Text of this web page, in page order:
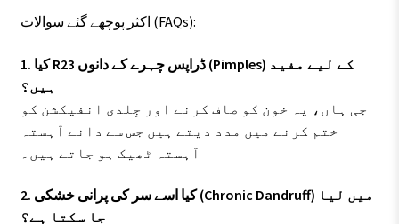
اکثر پوچھے گئے سوالات (FAQs):
1. کیا R23 ڈراپس چہرے کے دانوں (Pimples) کے لیے مفید
ہیں؟
جی ہاں، یہ خون کو صاف کرنے اور جِلدی انفیکشن کو
ختم کرنے میں مدد دیتے ہیں جس سے دانے آہستہ
آہستہ ٹھیک ہو جاتے ہیں۔
2. کیا اسے سر کی پرانی خشکی (Chronic Dandruff) میں لیا
جا سکتا ہے؟